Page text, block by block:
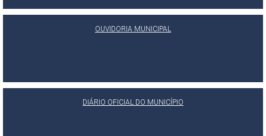
OUVIDORIA MUNICIPAL
DIÁRIO OFICIAL DO MUNICÍPIO